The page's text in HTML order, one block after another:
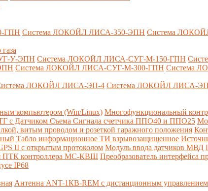
ГПН Система ЛОКОЙЛ ЛИСА-350-ЭПН Система
У-ЭПН Система ЛОКОЙЛ ЛИСА-СУГ-М-150-ГПН
Система ЛОКОЙЛ ЛИСА-СУГ-М-300-ГПН Система
ЛОКОЙЛ ЛИСА-ЭП-4 Система ЛОКОЙЛ ЛИСА-
компьютером (Win/Linux) Многофункциональный
с Датчиком Съема Сигнала счетчика ППО40 и ППО25
витым проводом и розеткой гаражного положения
Табло информационное ТИ взрывозащищенное
II с открытым протоколом Модуль ввода датчиков МВД
ПТК контроллера МС-КВШ Преобразователь интерфейса
IP68
Антенна ANT-1КВ-REM c дистанционным управлением